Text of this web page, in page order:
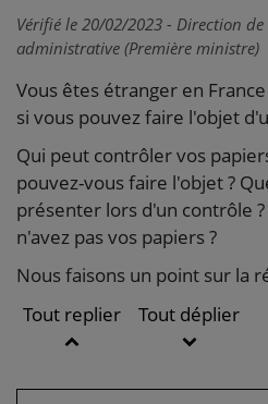
Vérifié le 20/02/2023 - Direction
administrative (Première ministre)
Vous êtes étranger en
si vous pouvez faire l'objet
Qui peut contrôler vos
pouvez-vous faire l'objet ?
présenter lors d'un contrôle
n'avez pas vos papiers ?
Nous faisons un point sur la
Tout replier
Tout déplier